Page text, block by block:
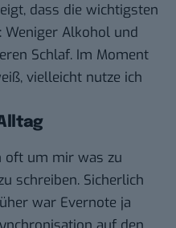
dass die wichtigsten
Weniger Alkohol und
Schlaf. Im Moment
vielleicht nutze ich
oft um mir was zu
schreiben. Sicherlich
war Evernote ja